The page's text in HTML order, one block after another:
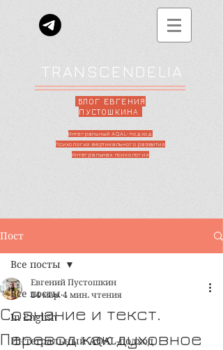
TRANSCENDELIA
БЛОГ ЕВГЕНИЯ
ПУСТОШКИНА
Интегральный AQAL-подход
Психология вертикального развития
Интегральная психология
Пост
Все посты
In English
Интегральный AQAL-подход
Все посты
Сознание и текст.
Перевод как духовное
Евгений Пустошкин
14 мар. 4 мин. чтения